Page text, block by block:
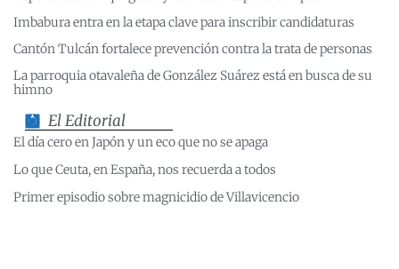
Imbabura entra en la etapa clave para inscribir candidaturas
Cantón Tulcán fortalece prevención contra la trata de personas
La parroquia otavaleña de González Suárez está en busca de su
himno
El Editorial
El día cero en Japón y un eco que no se apaga
Lo que Ceuta, en España, nos recuerda a todos
Primer episodio sobre magnicidio de Villavicencio
Noticias - Diario El